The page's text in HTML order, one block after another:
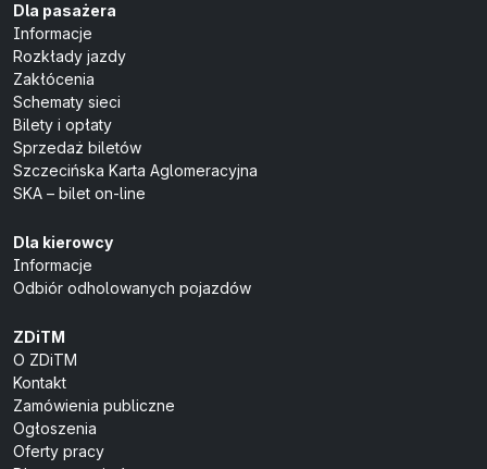
Dla pasażera
Informacje
Rozkłady jazdy
Zakłócenia
Schematy sieci
Bilety i opłaty
Sprzedaż biletów
Szczecińska Karta Aglomeracyjna
SKA – bilet on-line
Dla kierowcy
Informacje
Odbiór odholowanych pojazdów
ZDiTM
O ZDiTM
Kontakt
Zamówienia publiczne
Ogłoszenia
Oferty pracy